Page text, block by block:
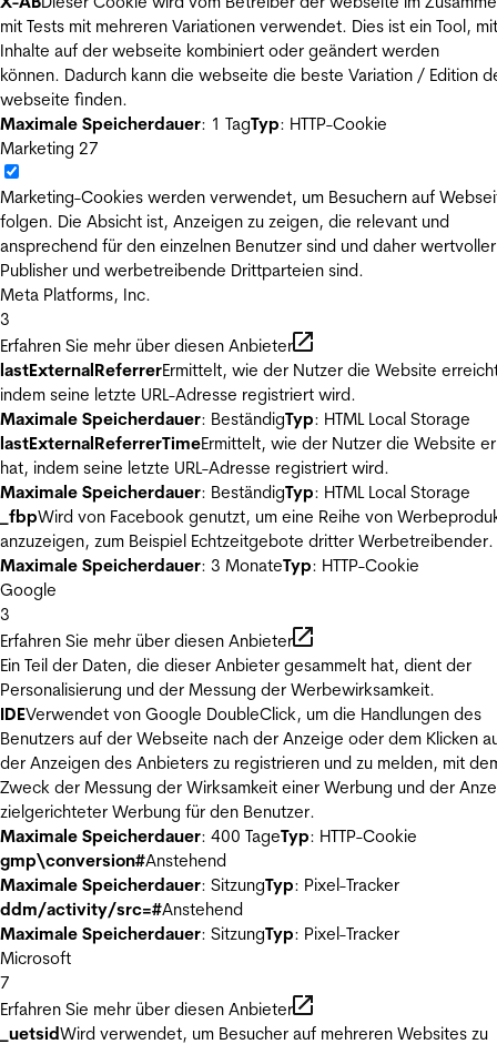
mit Tests mit mehreren Variationen verwendet. Dies ist ein Tool,
Inhalte auf der webseite kombiniert oder geändert werden
können. Dadurch kann die webseite die beste Variation / Edition
webseite finden.
Maximale Speicherdauer: 1 TagTyp: HTTP-Cookie
Marketing 27
Marketing-Cookies werden verwendet, um Besuchern auf
folgen. Die Absicht ist, Anzeigen zu zeigen, die relevant und
ansprechend für den einzelnen Benutzer sind und daher
Publisher und werbetreibende Drittparteien sind.
Meta Platforms, Inc.
3
Erfahren Sie mehr über diesen Anbieter
lastExternalReferrerErmittelt, wie der Nutzer die Website
indem seine letzte URL-Adresse registriert wird.
Maximale Speicherdauer: BeständigTyp: HTML Local Storage
lastExternalReferrerTimeErmittelt, wie der Nutzer die Website
hat, indem seine letzte URL-Adresse registriert wird.
Maximale Speicherdauer: BeständigTyp: HTML Local Storage
_fbpWird von Facebook genutzt, um eine Reihe von
anzuzeigen, zum Beispiel Echtzeitgebote dritter Werbetreibender.
Maximale Speicherdauer: 3 MonateTyp: HTTP-Cookie
Google
3
Erfahren Sie mehr über diesen Anbieter
Ein Teil der Daten, die dieser Anbieter gesammelt hat, dient der
Personalisierung und der Messung der Werbewirksamkeit.
IDEVerwendet von Google DoubleClick, um die Handlungen des
Benutzers auf der Webseite nach der Anzeige oder dem Klicken
der Anzeigen des Anbieters zu registrieren und zu melden, mit
Zweck der Messung der Wirksamkeit einer Werbung und der
zielgerichteter Werbung für den Benutzer.
Maximale Speicherdauer: 400 TageTyp: HTTP-Cookie
gmp\conversion#Anstehend
Maximale Speicherdauer: SitzungTyp: Pixel-Tracker
ddm/activity/src=#Anstehend
Maximale Speicherdauer: SitzungTyp: Pixel-Tracker
Microsoft
7
Erfahren Sie mehr über diesen Anbieter
_uetsidWird verwendet, um Besucher auf mehreren Websites zu